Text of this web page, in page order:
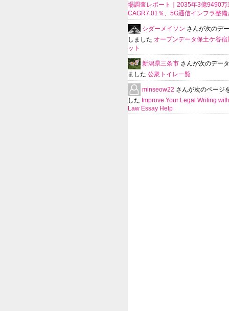
場調査レポート｜2035年3億9490万
CAGR7.01％、5G通信インフラ整備
シダーメイソン さんが次のデ
しました オープンデータ保土ケ谷
ット
新潟県三条市 さんが次のデー
ました 公衆トイレ一覧
minseow22 さんが次のページ
した Improve Your Legal Writing
Law Essay Help